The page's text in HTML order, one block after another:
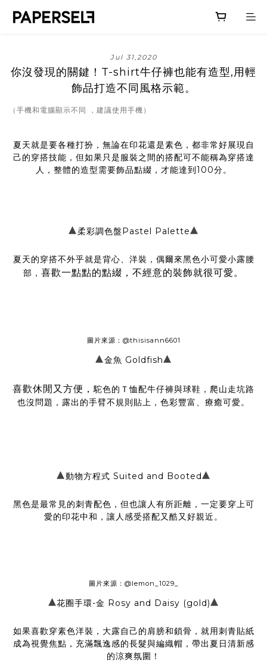
Jul 31,2020
你沒發現的關鍵！T-shirt牛仔褲也能有造型,用輕
飾品打造不同風格示範。
（手機和電腦顯示不同 ，建議使用手機）
夏天就是要各種打扮，無論在印花還是素色，都非常好展現自
己的穿搭技能，但如果只是服裝之間的搭配可不能稱為穿搭達
人，整體的造型需要飾品點綴，才能達到100分。
▴柔彩調色盤Pastel Palette▴
夏天的穿搭不外乎就是背心、洋裝，偶爾來黑色小可愛小露腰
部， 喜歡一點點的點綴，不經意的裝飾就很可愛。
圖片來源： @thisisann6601
▴金魚 Goldfish▴
喜歡休閒又方便， 駝色的Ｔ恤配牛仔褲與球鞋，爬山走坑路
也沒問題，露出的手臂不規則貼上，色彩豐富、療癒可愛。
▴動物方程式 Suited and Booted▴
黑色是最常見的刺青配色，但也讓人有所距離，一定要穿上可
愛的印花中和，讓人感受搭配又酷又好親近。
圖片來源： @lemon_1029_
▴花圈手環-金 Rosy and Daisy (gold)▴
如果喜歡穿素色洋裝，大露自己的肩膀和鎖骨，就用刺青貼紙
成為視覺焦點，充滿飄逸感的長髮與編織帽，帶出夏日清新感
的涼爽氛圍！